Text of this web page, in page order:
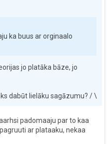
ka buus ar orginaalo
jo platāka bāze, jo
dabūt lielāku sagāzumu? / \
padomaaju par to kaa
ar plataaku, nekaa